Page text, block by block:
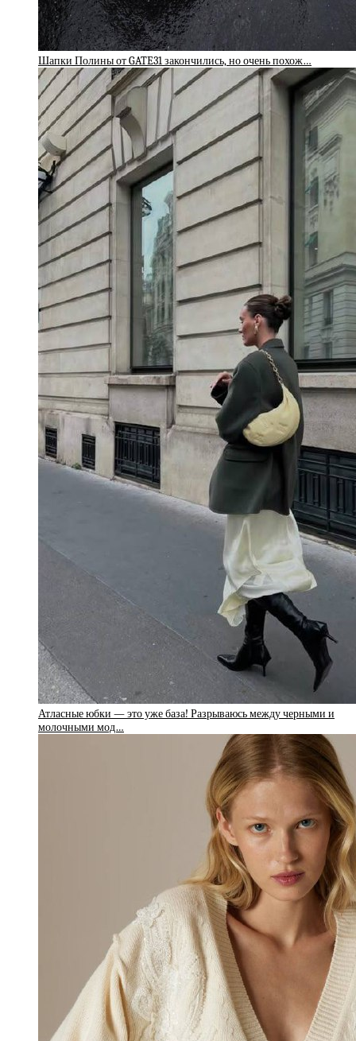
Шапки Полины от GATE31 закончились, но очень похож…
Атласные юбки — это уже база! Разрываюсь между черными и
молочными мод…